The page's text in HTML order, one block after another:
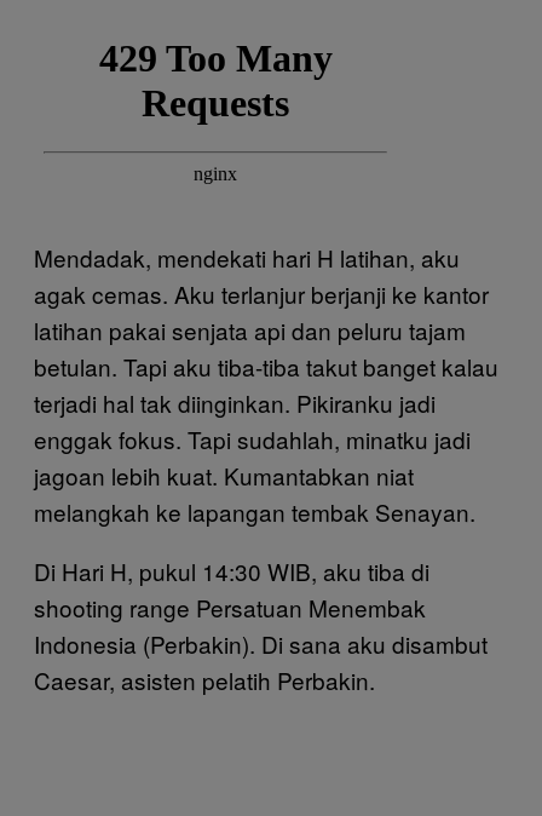
Mendadak, mendekati hari H latihan, aku
agak cemas. Aku terlanjur berjanji ke kantor
latihan pakai senjata api dan peluru tajam
betulan. Tapi aku tiba-tiba takut banget kalau
terjadi hal tak diinginkan. Pikiranku jadi
enggak fokus. Tapi sudahlah, minatku jadi
jagoan lebih kuat. Kumantabkan niat
melangkah ke lapangan tembak Senayan.
Di Hari H, pukul 14:30 WIB, aku tiba di
shooting range Persatuan Menembak
Indonesia (Perbakin). Di sana aku disambut
Caesar, asisten pelatih Perbakin.